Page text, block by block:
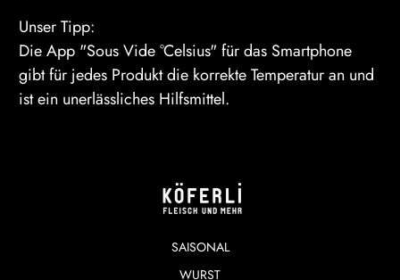
Unser Tipp:
Die App "Sous Vide °Celsius" für das Smartphone
gibt für jedes Produkt die korrekte Temperatur an und
ist ein unerlässliches Hilfsmittel.
SAISONAL
WURST